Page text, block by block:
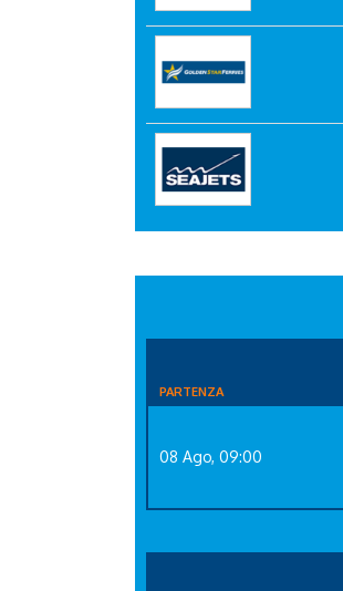
PARTENZA
08 Ago, 09:00